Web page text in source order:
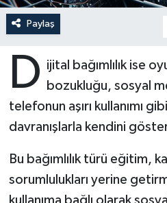
Paylaş
D ijital bağımlılık ise
bozukluğu, sosyal
telefonun aşırı kullanımı
davranışlarla kendini
Bu bağımlılık türü eğitim,
sorumlulukları yerine
kullanıma bağlı olarak
Bartın Müftülüğü
Batman Müftülüğü
Bayburt Müftülüğü
Bilecik Müftülüğü
Bingöl Müftülüğü
Ramazan
Sahabeler
Zekat
DEPREM
Dünya
Eğitim
Kültür-Sanat
Aile